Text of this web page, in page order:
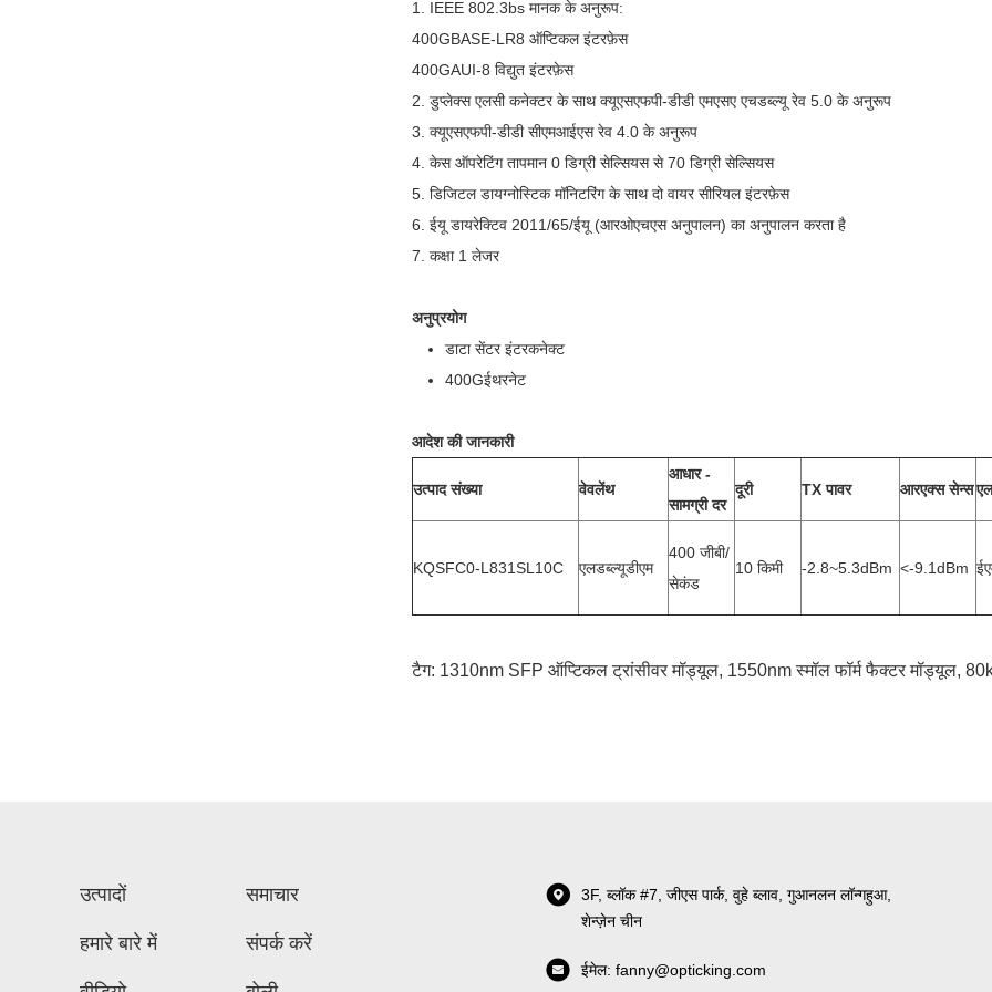
1. IEEE 802.3bs मानक के अनुरूप:
400GBASE-LR8 ऑप्टिकल इंटरफ़ेस
400GAUI-8 विद्युत इंटरफ़ेस
2. डुप्लेक्स एलसी कनेक्टर के साथ क्यूएसएफपी-डीडी एमएसए एचडब्ल्यू रेव 5.0 के अनुरूप
3. क्यूएसएफपी-डीडी सीएमआईएस रेव 4.0 के अनुरूप
4. केस ऑपरेटिंग तापमान 0 डिग्री सेल्सियस से 70 डिग्री सेल्सियस
5. डिजिटल डायग्नोस्टिक मॉनिटरिंग के साथ दो वायर सीरियल इंटरफ़ेस
6. ईयू डायरेक्टिव 2011/65/ईयू (आरओएचएस अनुपालन) का अनुपालन करता है
7. कक्षा 1 लेजर
अनुप्रयोग
डाटा सेंटर इंटरकनेक्ट
400Gईथरनेट
आदेश की जानकारी
उत्पाद संख्या वेवलेंथ
आधार -
सामग्री दर
दूरी TX पावर आरएक्स सेन्स
KQSFC0-L831SL10C एलडब्ल्यूडीएम
400 जीबी/
सेकंड
10 किमी -2.8~5.3dBm <-9.1dBm
टैग: 1310nm SFP ऑप्टिकल ट्रांसीवर मॉड्यूल, 1550nm स्मॉल फॉर्म फैक्टर मॉड्यूल,
उत्पादों
हमारे बारे में
समाचार
संपर्क करें
3F, ब्लॉक #7, जीएस पार्क, वुहे ब्लाव, गुआनलन लॉन्गहुआ,
शेन्ज़ेन चीन
ईमेल: fanny@opticking.com